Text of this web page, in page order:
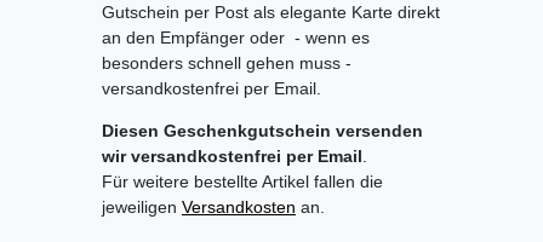
Gutschein per Post als elegante Karte direkt
an den Empfänger oder - wenn es
besonders schnell gehen muss -
versandkostenfrei per Email.
Diesen Geschenkgutschein versenden
wir versandkostenfrei per Email
Für weitere bestellte Artikel fallen die
jeweiligen Versandkosten an.